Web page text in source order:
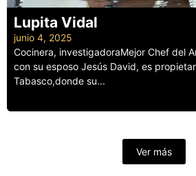
Lupita Vidal
junio 4, 2025
Cocinera, investigadoraMejor Chef del
con su esposo Jesús David, es
Tabasco,donde su...
Ver más